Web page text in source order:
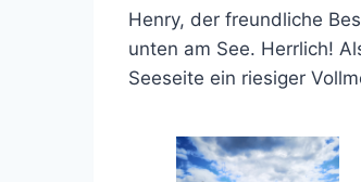
Henry, der freundliche
unten am See. Herrlich!
Seeseite ein riesiger